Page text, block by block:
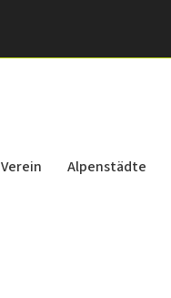
Verein Alpenstädte